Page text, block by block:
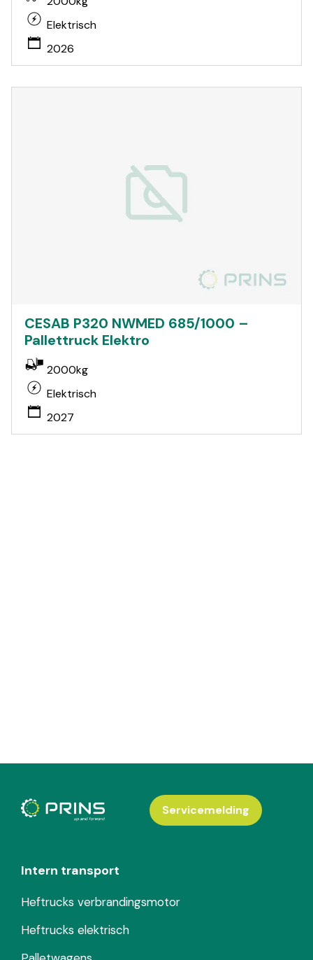
Elektrisch
2026
CESAB P320 NWMED 685/1000 –
Pallettruck Elektro
2000kg
Elektrisch
2027
Intern transport
Heftrucks verbrandingsmotor
Heftrucks elektrisch
Servicemelding